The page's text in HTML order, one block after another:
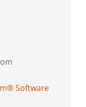
Software